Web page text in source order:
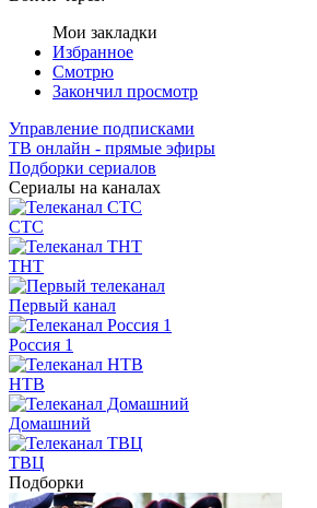
Мои закладки
Избранное
Смотрю
Закончил просмотр
Управление подписками
ТВ онлайн - прямые эфиры
Подборки сериалов
Сериалы на каналах
СТС
ТНТ
Первый канал
Россия 1
НТВ
Домашний
ТВЦ
Подборки